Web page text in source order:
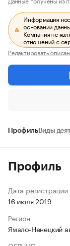
Информация
основании
Компания не
отношений с
Редактировать
ПрофильВиды
Профиль
Дата регистрации
16 июля 2019
Регион
Ямало-Ненецкий